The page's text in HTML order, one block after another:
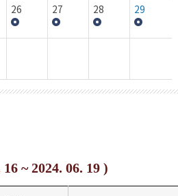
26 27 28 29
~ 2024. 06. 19 )